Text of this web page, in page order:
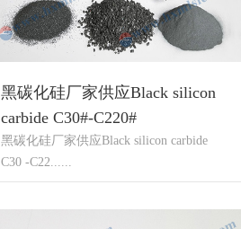
黑碳化硅厂家供应Black silicon
carbide C30#-C220#
黑碳化硅厂家供应Black silicon carbide
C30 -C22......